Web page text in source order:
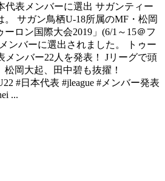
代表メンバーに選出 サガンティー
。 サガン鳥栖U-18所属のMF・松岡
ロン国際大会2019」(6/1～15＠フ
ンバーに選出されました。 トゥー
メンバー22人を発表！ Jリーグで頭
岡大起、田中碧も抜擢！
#日本代表 #jleague #メンバー発表
...